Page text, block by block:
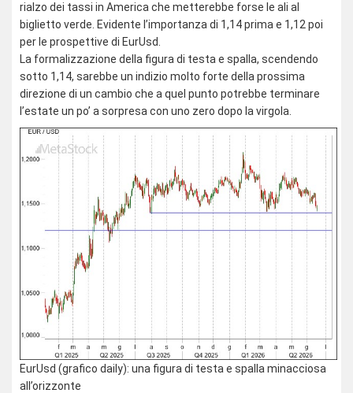
rialzo dei tassi in America che metterebbe forse le ali al
biglietto verde. Evidente l’importanza di 1,14 prima e 1,12 poi
per le prospettive di EurUsd.
La formalizzazione della figura di testa e spalla, scendendo
sotto 1,14, sarebbe un indizio molto forte della prossima
direzione di un cambio che a quel punto potrebbe terminare
l’estate un po’ a sorpresa con uno zero dopo la virgola.
EurUsd (grafico daily): una figura di testa e spalla minacciosa
all’orizzonte